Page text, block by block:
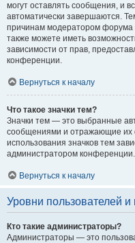
могут оставлять сообщения, и
автоматически завершаются.
причинам модератором
также можете иметь
зависимости от прав,
конференции.
Вернуться к началу
Что такое значки тем?
Значки тем — это выбранные
сообщениями и отражающие их
использования значков тем
администратором конференции.
Вернуться к началу
Уровни пользователей и
Кто такие администраторы?
Администраторы — это